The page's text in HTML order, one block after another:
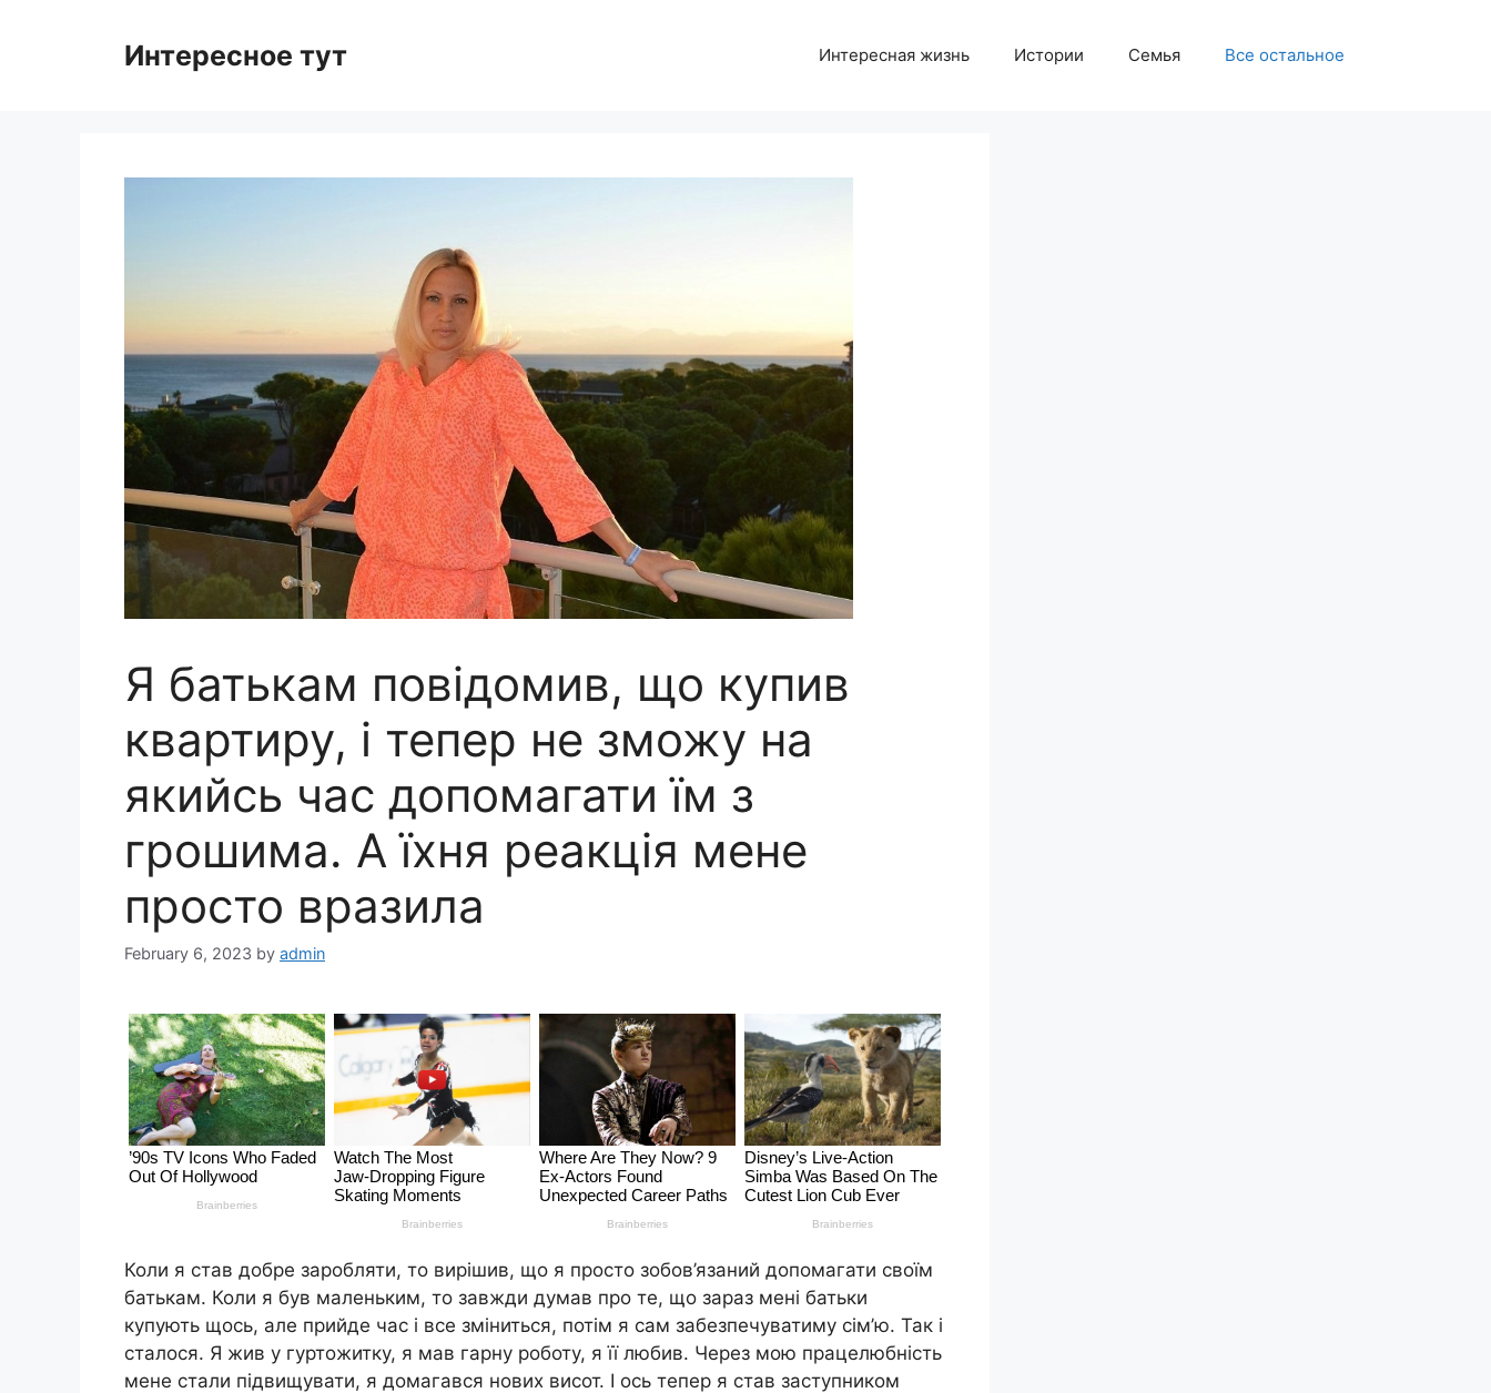
Интересное тут Интересная жизнь Истории Семья Все остальное
Я батькам повідомив, що купив
квартиру, і тепер не зможу на
якийсь час допомагати їм з
грошима. А їхня реакція мене
просто вразила
February 6, 2023 by admin
Коли я став добре заробляти, то вирішив, що я просто зобов’язаний допомагати своїм
батькам. Коли я був маленьким, то завжди думав про те, що зараз мені батьки
купують щось, але прийде час і все зміниться, потім я сам забезпечуватиму сім’ю. Так і
сталося. Я жив у гуртожитку, я мав гарну роботу, я її любив. Через мою працелюбність
мене стали підвищувати, я домагався нових висот. І ось тепер я став заступником